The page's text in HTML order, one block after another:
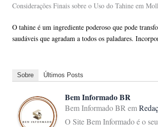
Considerações Finais sobre o Uso do Tahine em
O tahine é um ingrediente poderoso que pode
saudáveis que agradam a todos os paladares.
Sobre Últimos Posts
Bem Informado BR
Bem Informado BR em
O Site Bem Informado é o